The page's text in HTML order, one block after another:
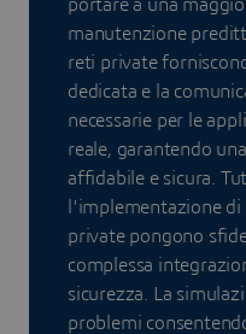
portare a una
manutenzione
reti private
dedicata e la
necessarie per le
reale, garantendo
affidabile e sicura.
l'implementazione
private pongono
complessa
sicurezza. La
problemi